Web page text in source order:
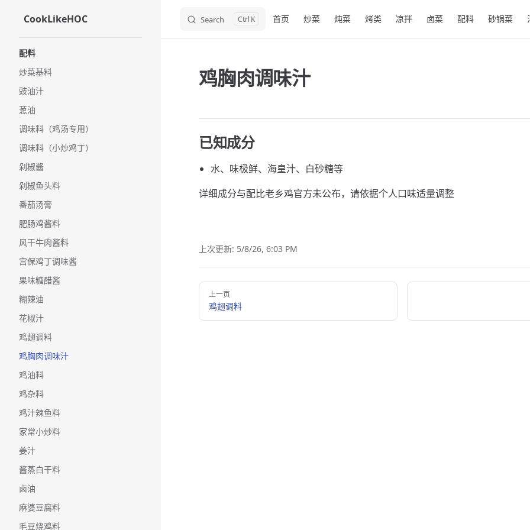
Skip to content
CookLikeHOC Search K 首页 炒菜 炖菜 烤类 凉拌 卤菜 配料 砂锅菜
配料
炒菜基料
豉油汁
葱油
调味料（鸡汤专用）
调味料（小炒鸡丁）
剁椒酱
剁椒鱼头料
番茄汤膏
肥肠鸡酱料
风干牛肉酱料
宫保鸡丁调味酱
果味糖醋酱
糊辣油
花椒汁
鸡翅调料
鸡胸肉调味汁
鸡油料
鸡杂料
鸡汁辣鱼料
家常小炒料
姜汁
酱蒸白干料
卤油
麻婆豆腐料
毛豆烧鸡料
鸡胸肉调味汁
已知成分
水、味极鲜、海皇汁、白砂糖等
详细成分与配比老乡鸡官方未公布，请依据个人口味适量调整
上次更新: 5/8/26, 6:03 PM
Pager
上一页
鸡翅调料